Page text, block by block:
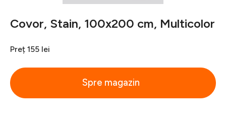
Covor, Stain, 100x200 cm, Multicolor
Preț 155 lei
Spre magazin